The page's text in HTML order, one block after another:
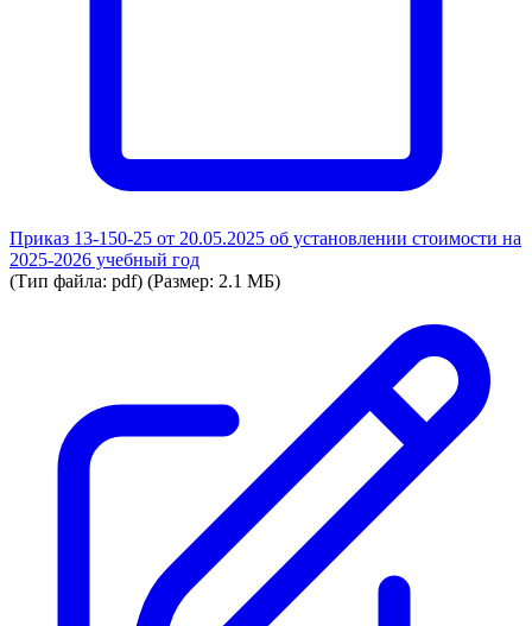
Приказ 13-150-25 от 20.05.2025 об установлении стоимости на
2025-2026 учебный год
(Тип файла: pdf) (Размер: 2.1 МБ)